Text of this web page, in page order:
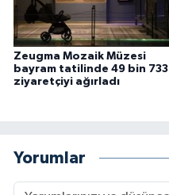
Zeugma Mozaik Müzesi
bayram tatilinde 49 bin 733
ziyaretçiyi ağırladı
Yorumlar